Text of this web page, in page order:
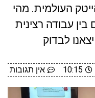
העולמית. מהי
עבודה רצינית
לבדוק
10:15 אין תגובות